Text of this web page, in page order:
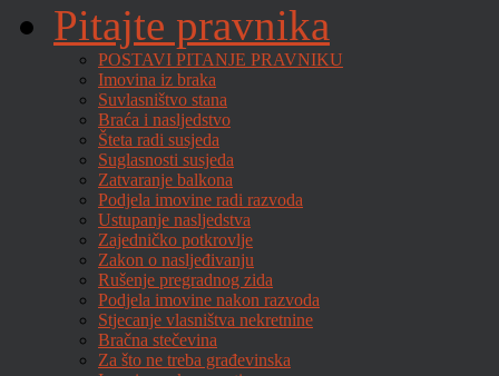
Pitajte pravnika
POSTAVI PITANJE PRAVNIKU
Imovina iz braka
Suvlasništvo stana
Braća i nasljedstvo
Šteta radi susjeda
Suglasnosti susjeda
Zatvaranje balkona
Podjela imovine radi razvoda
Ustupanje nasljedstva
Zajedničko potkrovlje
Zakon o nasljeđivanju
Rušenje pregradnog zida
Podjela imovine nakon razvoda
Stjecanje vlasništva nekretnine
Bračna stečevina
Za što ne treba građevinska